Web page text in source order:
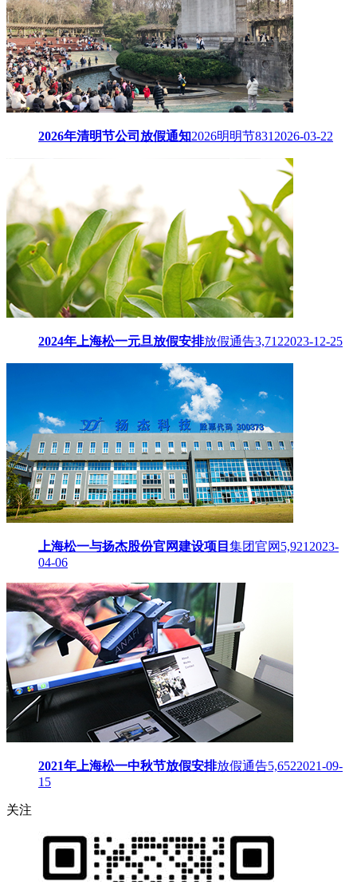
2026年清明节公司放假通知2026明明节831 2026-03-22
2024年上海松一元旦放假安排放假通告3,7122023-12-25
上海松一与扬杰股份官网建设项目 集团官网 5,921 2023-
04-06
2021年上海松一中秋节放假安排放假通告5,6522021-09-
15
关注